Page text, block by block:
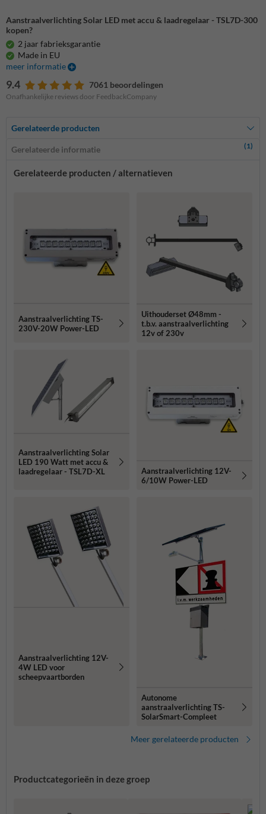
Aanstraalverlichting Solar LED met accu & laadregelaar - TSL7D-300
kopen?
2 jaar fabrieksgarantie
Made in EU
meer informatie
9.4 7061 beoordelingen
Onafhankelijke reviews door FeedbackCompany
Gerelateerde producten
Gerelateerde informatie (1)
Gerelateerde producten / alternatieven
Aanstraalverlichting TS-
230V-20W Power-LED
Uithouderset Ø48mm -
t.b.v. aanstraalverlichting
12v of 230v
Aanstraalverlichting Solar
LED 190 Watt met accu &
laadregelaar - TSL7D-XL
Aanstraalverlichting 12V-
6/10W Power-LED
Aanstraalverlichting 12V-
4W LED voor
scheepvaartborden
Autonome
aanstraalverlichting TS-
SolarSmart-Compleet
Meer gerelateerde producten
Productcategorieën in deze groep